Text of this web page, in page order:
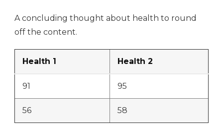
A concluding thought about health to round
off the content.
Health 1 Health 2
91 95
56 58